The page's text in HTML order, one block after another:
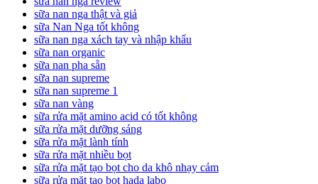
sữa nan nga thật và giả
sữa Nan Nga tốt không
sữa nan nga xách tay và nhập khẩu
sữa nan organic
sữa nan pha sẵn
sữa nan supreme
sữa nan supreme 1
sữa nan vàng
sữa rửa mặt amino acid có tốt không
sữa rửa mặt dưỡng sáng
sữa rửa mặt lành tính
sữa rửa mặt nhiều bọt
sữa rửa mặt tạo bọt cho da khô nhạy cảm
sữa rửa mặt tạo bọt hada labo